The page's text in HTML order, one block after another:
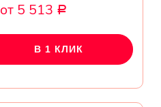
от 5 513 Р
В 1 КЛИК